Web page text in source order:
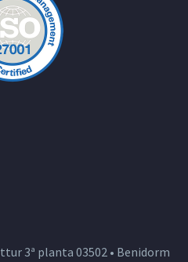
3ª planta 03502 • Benidorm